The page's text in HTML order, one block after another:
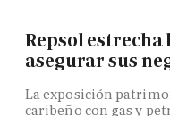
Repsol
asegurar sus
La exposición
caribeño con gas y